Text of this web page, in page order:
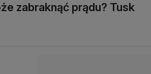
zabraknąć prądu? Tusk